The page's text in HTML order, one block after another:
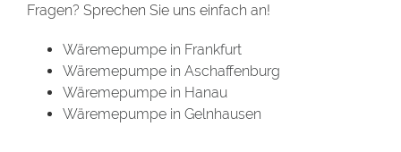
Fragen? Sprechen Sie uns einfach an!
Wäremepumpe in Frankfurt
Wäremepumpe in Aschaffenburg
Wäremepumpe in Hanau
Wäremepumpe in Gelnhausen